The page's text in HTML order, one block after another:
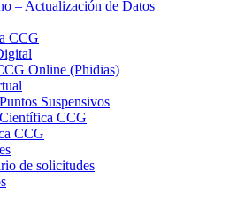
– Actualización de Datos
CCG
Online (Phidias)
Suspensivos
CCG
CCG
de solicitudes